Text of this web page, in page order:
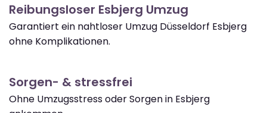
Reibungsloser Esbjerg Umzug
Garantiert ein nahtloser Umzug Düsseldorf Esbjerg
ohne Komplikationen.
Sorgen- & stressfrei
Ohne Umzugsstress oder Sorgen in Esbjerg